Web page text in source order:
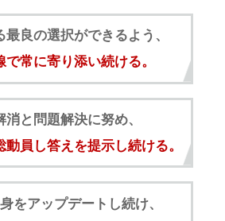
最良の選択ができるよう、
で常に寄り添い続ける。
消と問題解決に努め、
員し答えを提示し続ける。
をアップデートし続け、